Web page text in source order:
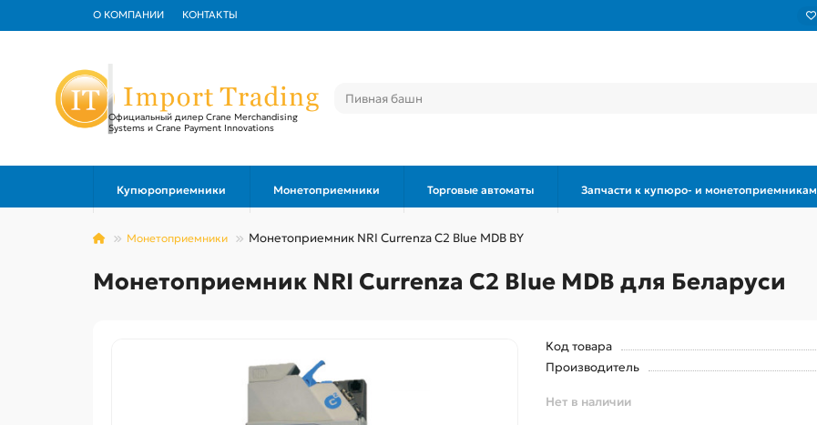
О КОМПАНИИ КОНТАКТЫ
Официальный дилер Crane Merchandising
Systems и Crane Payment Innovations
Купюроприемники Монетоприемники Торговые автоматы Запчасти к купюро- и монетоприемникам
Монетоприемники Монетоприемник NRI Currenza C2 Blue MDB BY
Монетоприемник NRI Currenza C2 Blue MDB для Беларуси
Код товара
Производитель
Нет в наличии